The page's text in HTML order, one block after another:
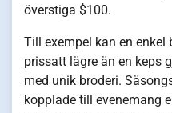
överstiga $100.
Till exempel kan en
prissatt lägre än en keps
med unik broderi.
kopplade till evenemang